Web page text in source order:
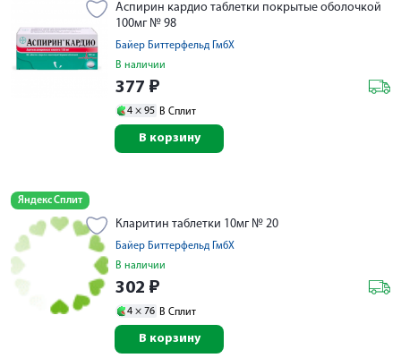
Аспирин кардио таблетки покрытые оболочкой
100мг № 98
Байер Биттерфельд ГмбХ
В наличии
377 ₽
4 × 95 В Сплит
В корзину
Яндекс Сплит
Кларитин таблетки 10мг № 20
Байер Биттерфельд ГмбХ
В наличии
302 ₽
4 × 76 В Сплит
В корзину